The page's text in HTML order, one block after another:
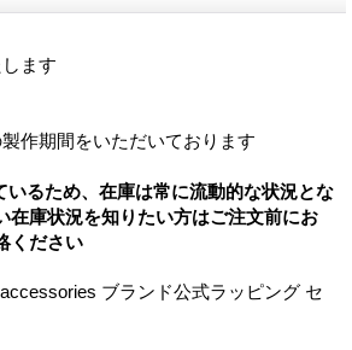
ます
作期間をいただいております
るため、在庫は常に流動的な状況とな
在庫状況を知りたい方はご注文前にお
ください
ブランド公式ラッピング セ